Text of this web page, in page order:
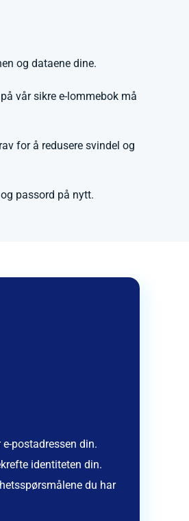
og dataene dine.
vår sikre e-lommebok må
for å redusere svindel og
passord på nytt.
postadressen din.
identiteten din.
du har